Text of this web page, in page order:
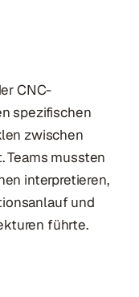
CNC-
spezifischen
zwischen
Teams mussten
interpretieren,
und
führte.